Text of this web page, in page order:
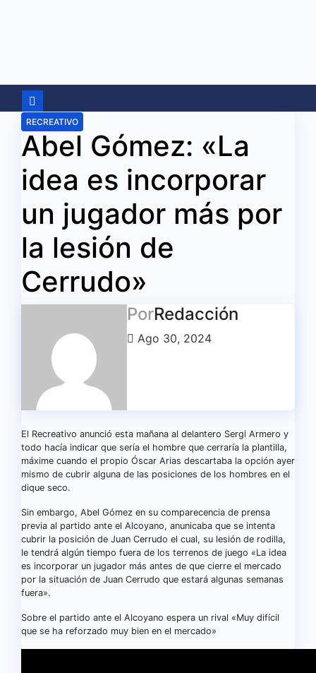
RECREATIVO
Abel Gómez: «La
idea es incorporar
un jugador más por
la lesión de
Cerrudo»
PorRedacción
Ago 30, 2024
El Recreativo anunció esta mañana al delantero Sergi Armero y
todo hacía indicar que sería el hombre que cerraría la plantilla,
máxime cuando el propio Óscar Arias descartaba la opción ayer
mismo de cubrir alguna de las posiciones de los hombres en el
dique seco.
Sin embargo, Abel Gómez en su comparecencia de prensa
previa al partido ante el Alcoyano, anunicaba que se intenta
cubrir la posición de Juan Cerrudo el cual, su lesión de rodilla,
le tendrá algún tiempo fuera de los terrenos de juego «La idea
es incorporar un jugador más antes de que cierre el mercado
por la situación de Juan Cerrudo que estará algunas semanas
fuera».
Sobre el partido ante el Alcoyano espera un rival «Muy difícil
que se ha reforzado muy bien en el mercado»